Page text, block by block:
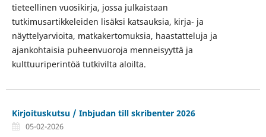
tieteellinen vuosikirja, jossa julkaistaan
tutkimusartikkeleiden lisäksi katsauksia, kirja- ja
näyttelyarvioita, matkakertomuksia, haastatteluja ja
ajankohtaisia puheenvuoroja menneisyyttä ja
kulttuuriperintöä tutkivilta aloilta.
Kirjoituskutsu / Inbjudan till skribenter 2026
05-02-2026